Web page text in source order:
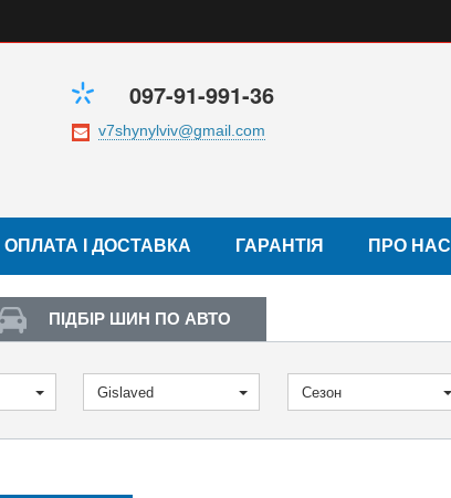
097-91-991-36
ОПЛАТА І ДОСТАВКА ГАРАНТІЯ ПРО НАС
ПІДБІР ШИН ПО АВТО
Gislaved Сезон